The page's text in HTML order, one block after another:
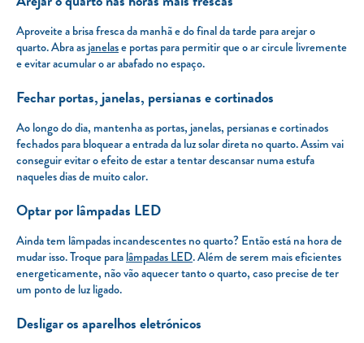
Aproveite a brisa fresca da manhã e do final da tarde para arejar o
quarto. Abra asjanelase portas para permitir que o ar circule livremente
e evitar acumular o ar abafado no espaço.
Fechar portas, janelas, persianas e cortinados
Ao longo do dia, mantenha as portas, janelas, persianas e cortinados
fechados para bloquear a entrada da luz solar direta no quarto. Assim vai
conseguir evitar o efeito de estar a tentar descansar numa estufa
naqueles dias de muito calor.
Optar por lâmpadas LED
Ainda tem lâmpadas incandescentes no quarto? Então está na hora de
mudar isso. Troque paralâmpadas LED. Além de serem mais eficientes
energeticamente, não vão aquecer tanto o quarto, caso precise de ter
um ponto de luz ligado.
Desligar os aparelhos eletrónicos